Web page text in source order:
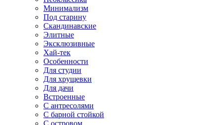
Минимализм
Под старину
Скандинавские
Элитные
Эксклюзивные
Хай-тек
Особенности
Для студии
Для хрущевки
Для дачи
Встроенные
С антресолями
С барной стойкой
С островом